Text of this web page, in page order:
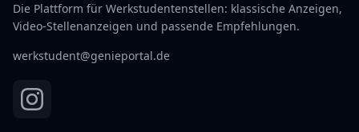
Die Plattform für Werkstudentenstellen: klassische Anzeigen,
Video-Stellenanzeigen und passende Empfehlungen.
werkstudent@genieportal.de